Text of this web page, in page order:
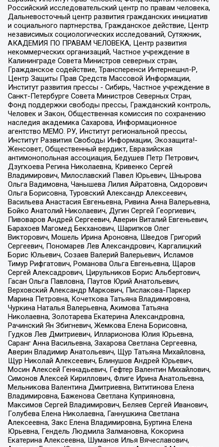
Российский исследовательский центр по правам человека,
Дальневосточный центр развития гражданских инициатив
и социального партнерства, Гражданское действие, Центр
независимых социологических исследований, Сутяжник,
АКАДЕМИЯ ПО ПРАВАМ ЧЕЛОВЕКА, Центр развития
некоммерческих организаций, Частное учреждение в
Калининграде Совета Министров северных стран,
Гражданское содействие, Трансперенси Интернешнл-Р,
Центр Защиты Прав Средств Массовой Информации,
Институт развития прессы - Сибирь, Частное учреждение в
Санкт-Петербурге Совета Министров Северных Стран,
Фонд поддержки свободы прессы, Гражданский контроль,
Человек и Закон, Общественная комиссия по сохранению
наследия академика Сахарова, Информационное
агентство МЕМО. РУ, Институт региональной прессы,
Институт Развития Свободы Информации, Экозащита!-
Женсовет, Общественный вердикт, Евразийская
антимонопольная ассоциация, Бедушев Петр Петрович,
Дзугкоева Регина Николаевна, Кривенко Сергей
Владимирович, Милославский Павел Юрьевич, Шнырова
Ольга Вадимовна, Чанышева Лилия Айратовна, Сидорович
Ольга Борисовна, Туровский Александр Алексеевич,
Васильева Анастасия Евгеньевна, Ривина Анна Валерьевна,
Бойко Анатолий Николаевич, Дугин Сергей Георгиевич,
Пивоваров Андрей Сергеевич, Аверин Виталий Евгеньевич,
Барахоев Магомед Бекханович, Шарипков Олег
Викторович, Мошель Ирина Ароновна, Шведов Григорий
Сергеевич, Пономарев Лев Александрович, Каргалицкий
Борис Юльевич, Созаев Валерий Валерьевич, Исламов
Тимур Рифгатович, Романова Ольга Евгеньевна, Щаров
Сергей Алексадрович, Цирульников Борис Альбертович,
Гасан Ольга Павловна, Паутов Юрий Анатольевич,
Верховский Александр Маркович, Пислакова-Паркер
Марина Петровна, Кочеткова Татьяна Владимировна,
Чуркина Наталья Валерьевна, Акимова Татьяна
Николаевна, Золотарева Екатерина Александровна,
Рачинский Ян Збигневич, Жемкова Елена Борисовна,
Гудков Лев Дмитриевич, Илларионова Юлия Юрьевна,
Саранг Анна Васильевна, Захарова Светлана Сергеевна,
Аверин Владимир Анатольевич, Щур Татьяна Михайловна,
Щур Николай Алексеевич, Блинушов Андрей Юрьевич,
Мосин Алексей Геннадьевич, Гефтер Валентин Михайлович,
Симонов Алексей Кириллович, Флиге Ирина Анатольевна,
Мельникова Валентина Дмитриевна, Вититинова Елена
Владимировна, Баженова Светлана Куприяновна,
Максимов Сергей Владимирович, Беляев Сергей Иванович,
Голубева Елена Николаевна, Ганнушкина Светлана
Алексеевна, Закс Елена Владимировна, Буртина Елена
Юрьевна, Гендель Людмила Залмановна, Кокорина
Екатерина Алексеевна, Шуманов Илья Вячеславович,